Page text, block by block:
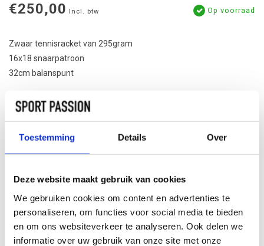
Toestemming Details Over
Deze website maakt gebruik van cookies
We gebruiken cookies om content en advertenties te
personaliseren, om functies voor social media te bieden
en om ons websiteverkeer te analyseren. Ook delen we
informatie over uw gebruik van onze site met onze
€250,00 Incl. btw Op voorraad
Zwaar tennisracket van 295gram
16x18 snaarpatroon
32cm balanspunt
Maak een keuze:*
WINKELWAGEN
INFORMATIE